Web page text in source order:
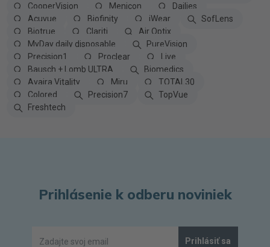
CooperVision
Menicon
Dailies
Acuvue
Biofinity iWear
SofLens
Biotrue
Clariti
Air Optix
MyDay daily disposable
PureVision
Precision1
Proclear
Live
Bausch + Lomb ULTRA
Biomedics
Avaira Vitality
Miru
TOTAL30
Colored
Precision7
TopVue
Freshtech
Prihlásenie k odberu noviniek
Prihlásiť sa